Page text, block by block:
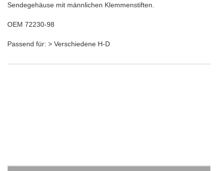
Sendegehäuse mit männlichen Klemmenstiften.
OEM 72230-98
Passend für: > Verschiedene H-D